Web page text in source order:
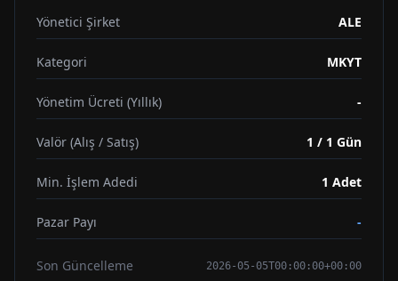
Yönetici Şirket ALE
Kategori MKYT
Yönetim Ücreti (Yıllık) -
Valör (Alış / Satış) 1 / 1 Gün
Min. İşlem Adedi 1 Adet
Pazar Payı -
Son Güncelleme 2026-05-05T00:00:00+00:00